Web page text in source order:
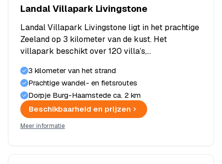
Landal Villapark Livingstone
Landal Villapark Livingstone ligt in het prachtige
Zeeland op 3 kilometer van de kust. Het
villapark beschikt over 120 villa’s,…
3 kilometer van het strand
Prachtige wandel- en fietsroutes
Dorpje Burg-Haamstede ca. 2 km
Beschikbaarheid en prijzen
Meer informatie